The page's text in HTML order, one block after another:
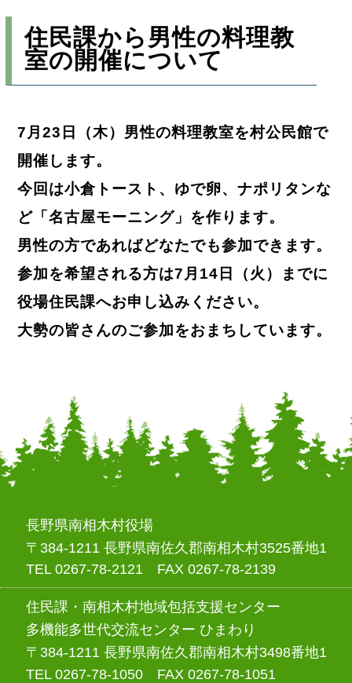
住民課から男性の料理教
室の開催について
7月23日（木）男性の料理教室を村公民館で
開催します。
今回は小倉トースト、ゆで卵、ナポリタンな
ど「名古屋モーニング」を作ります。
男性の方であればどなたでも参加できます。
参加を希望される方は7月14日（火）までに
役場住民課へお申し込みください。
大勢の皆さんのご参加をおまちしています。
長野県南相木村役場
〒384-1211 長野県南佐久郡南相木村3525番地1
TEL 0267-78-2121 FAX 0267-78-2139
住民課・南相木村地域包括支援センター
多機能多世代交流センター ひまわり
〒384-1211 長野県南佐久郡南相木村3498番地1
TEL 0267-78-1050 FAX 0267-78-1051